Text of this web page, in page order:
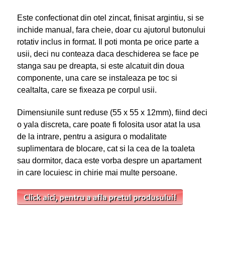
Este confectionat din otel zincat, finisat argintiu, si se
inchide manual, fara cheie, doar cu ajutorul butonului
rotativ inclus in format. Il poti monta pe orice parte a
usii, deci nu conteaza daca deschiderea se face pe
stanga sau pe dreapta, si este alcatuit din doua
componente, una care se instaleaza pe toc si
cealtalta, care se fixeaza pe corpul usii.
Dimensiunile sunt reduse (55 x 55 x 12mm), fiind deci
o yala discreta, care poate fi folosita usor atat la usa
de la intrare, pentru a asigura o modalitate
suplimentara de blocare, cat si la cea de la toaleta
sau dormitor, daca este vorba despre un apartament
in care locuiesc in chirie mai multe persoane.